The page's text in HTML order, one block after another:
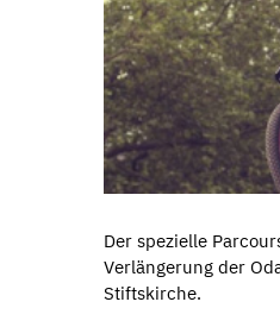
Der spezielle
Verlängerung der
Stiftskirche.